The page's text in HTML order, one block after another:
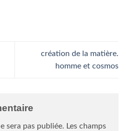
création de la matière.
homme et cosmos
sera pas publiée. Les champs